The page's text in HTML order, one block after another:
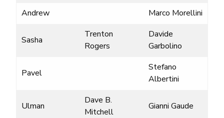
Andrew
Marco Morellini
Sasha
Trenton
Rogers
Davide
Garbolino
Pavel
Stefano
Albertini
Ulman
Dave B.
Mitchell
Gianni Gaude